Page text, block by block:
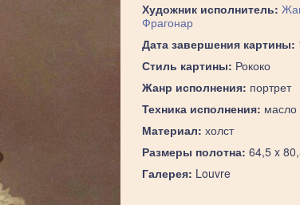
Художник исполнитель:
Фрагонар
Дата завершения картины:
Стиль картины: Рококо
Жанр исполнения: портрет
Техника исполнения: масло
Материал: холст
Размеры полотна: 64,5 x
Галерея: Louvre